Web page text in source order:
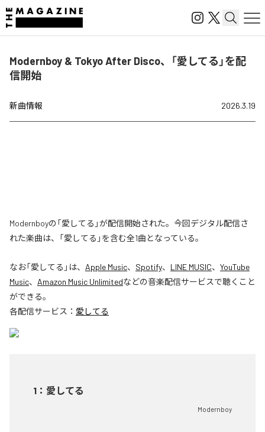
Modernboy & Tokyo After Disco、「愛してる」を配
信開始
新曲情報 2026.3.19
Modernboyの「愛してる」が配信開始された。今回デジタル配信さ
れた楽曲は、「愛してる」を含む全1曲となっている。
なお「愛してる 」は、 Apple Music、 Spotify、 LINE MUSIC、 YouTube
Music、 Amazon Music Unlimitedなどの音楽配信サービスで聴くこと
ができる。
各配信サービス： 愛してる
1 ： 愛してる
Modernboy